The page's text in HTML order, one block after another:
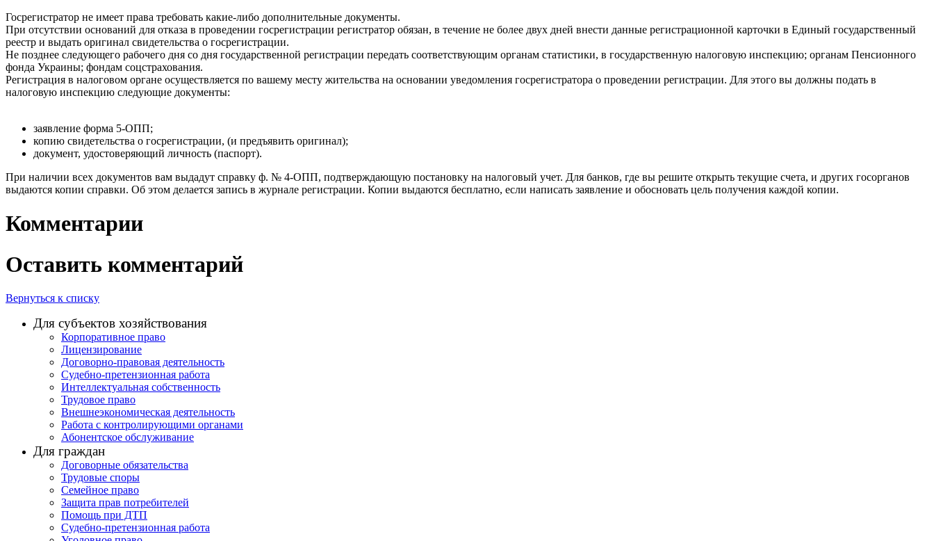
Госрегистратор не имеет права требовать какие-либо дополнительные документы.
При отсутствии оснований для отказа в проведении госрегистрации регистратор обязан, в течение не более двух дней внести данные регистрационной карточки в Единый государственный
реестр и выдать оригинал свидетельства о госрегистрации.
Не позднее следующего рабочего дня со дня государственной регистрации передать соответствующим органам статистики, в государственную налоговую инспекцию; органам Пенсионного
фонда Украины; фондам соцстрахования.
Регистрация в налоговом органе осуществляется по вашему месту жительства на основании уведомления госрегистратора о проведении регистрации. Для этого вы должны подать в
налоговую инспекцию следующие документы:
заявление форма 5-ОПП;
копию свидетельства о госрегистрации, (и предъявить оригинал);
документ, удостоверяющий личность (паспорт).
При наличии всех документов вам выдадут справку ф. № 4-ОПП, подтверждающую постановку на налоговый учет. Для банков, где вы решите открыть текущие счета, и других госорганов
выдаются копии справки. Об этом делается запись в журнале регистрации. Копии выдаются бесплатно, если написать заявление и обосновать цель получения каждой копии.
Комментарии
Оставить комментарий
Вернуться к списку
Для субъектов хозяйствования
Корпоративное право
Лицензирование
Договорно-правовая деятельность
Судебно-претензионная работа
Интеллектуальная собственность
Трудовое право
Внешнеэкономическая деятельность
Работа с контролирующими органами
Абонентское обслуживание
Для граждан
Договорные обязательства
Трудовые споры
Семейное право
Защита прав потребителей
Помощь при ДТП
Судебно-претензионная работа